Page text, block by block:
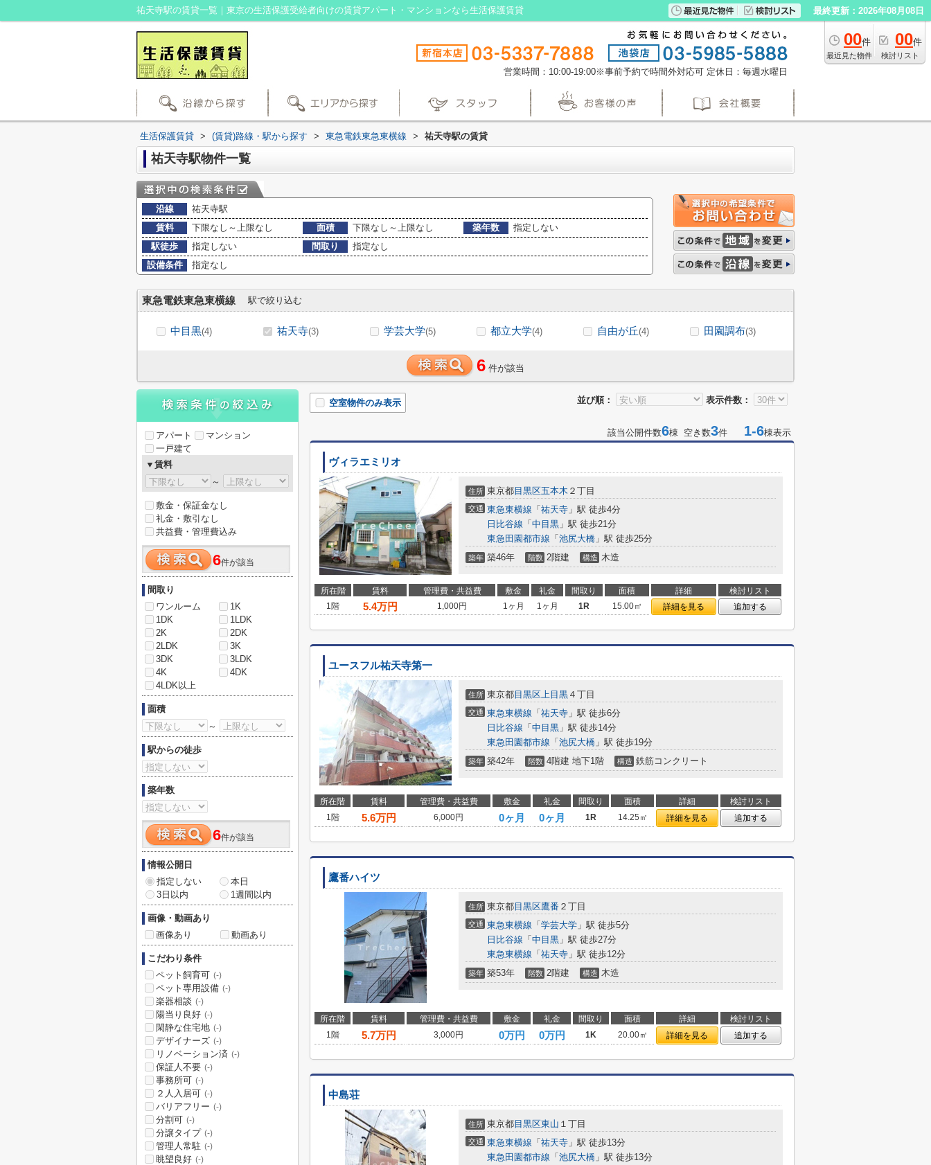
祐天寺駅の賃貸一覧｜東京の生活保護受給者向けの賃貸アパート・マンションなら生活保護賃貸 最終更新：2026年08月08日
00件
最近見た物件
00件
検討リスト
営業時間：10:00-19:00※事前予約で時間外対応可 定休日：毎週水曜日
生活保護賃貸 > (賃貸)路線・駅から探す > 東急電鉄東急東横線 > 祐天寺駅の賃貸
祐天寺駅物件一覧
沿線
祐天寺駅
賃料
下限なし～上限なし 面積 下限なし～上限なし 築年数
指定しない
駅徒歩
指定しない 間取り
指定なし
設備条件
指定なし
東急電鉄東急東横線 駅で絞り込む
中目黒(4) 祐天寺(3) 学芸大学(5) 都立大学(4) 自由が丘(4) 田園調布(3)
6 件が該当
並び順： 表示件数：
空室物件のみ表示
該当公開件数6棟 空き数3件 1-6棟表示
ヴィラエミリオ
住所 東京都目黒区五本木 ２丁目
交通 東急東横線 「 祐天寺 」駅 徒歩4分
日比谷線 「 中目黒 」駅 徒歩21分
東急田園都市線 「 池尻大橋 」駅 徒歩25分
築年 築46年 階数 2階建 構造 木造
所在階 賃料 管理費・共益費 敷金 礼金 間取り 面積 詳細
検討リスト
1階
5.4万円 1,000円 1ヶ月 1ヶ月 1R 15.00㎡ 詳細を見る 追加する
ユースフル祐天寺第一
住所 東京都目黒区上目黒 ４丁目
交通 東急東横線 「 祐天寺 」駅 徒歩6分
日比谷線 「 中目黒 」駅 徒歩14分
東急田園都市線 「 池尻大橋 」駅 徒歩19分
築年 築42年 階数 4階建 地下1階 構造 鉄筋コンクリート
所在階 賃料 管理費・共益費 敷金 礼金 間取り 面積 詳細
検討リスト
1階
5.6万円 6,000円 0ヶ月 0ヶ月 1R 14.25㎡ 詳細を見る 追加する
鷹番ハイツ
住所 東京都目黒区鷹番 ２丁目
交通 東急東横線 「 学芸大学 」駅 徒歩5分
日比谷線 「 中目黒 」駅 徒歩27分
東急東横線 「 祐天寺 」駅 徒歩12分
築年 築53年 階数 2階建 構造 木造
所在階 賃料 管理費・共益費 敷金 礼金 間取り 面積 詳細
検討リスト
1階
5.7万円 3,000円 0万円 0万円 1K 20.00㎡ 詳細を見る 追加する
中島荘
住所 東京都目黒区東山 １丁目
交通 東急東横線 「 祐天寺 」駅 徒歩13分
東急田園都市線 「 池尻大橋 」駅 徒歩13分
アパート
マンション
一戸建て
▼賃料
～
敷金・保証金なし
礼金・敷引なし
共益費・管理費込み
6件が該当
間取り
ワンルーム
1K
1DK
1LDK
2K
2DK
2LDK
3K
3DK
3LDK
4K
4DK
4LDK以上
面積
～
駅からの徒歩
築年数
6件が該当
情報公開日
指定しない
本日
3日以内
1週間以内
画像・動画あり
画像あり
動画あり
こだわり条件
ペット飼育可 (-)
ペット専用設備 (-)
楽器相談 (-)
陽当り良好 (-)
閑静な住宅地 (-)
デザイナーズ (-)
リノベーション済 (-)
保証人不要 (-)
事務所可 (-)
２人入居可 (-)
バリアフリー (-)
分割可 (-)
分譲タイプ (-)
管理人常駐 (-)
眺望良好 (-)